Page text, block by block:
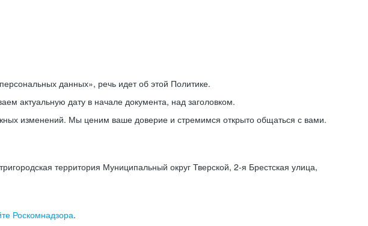
данных», речь идет об этой Политике.
актуальную дату в начале документа, над заголовком.
изменений. Мы ценим ваше доверие и стремимся открыто общаться с вами.
территория Муниципальный округ Тверской, 2-я Брестская улица,
Роскомнадзора.